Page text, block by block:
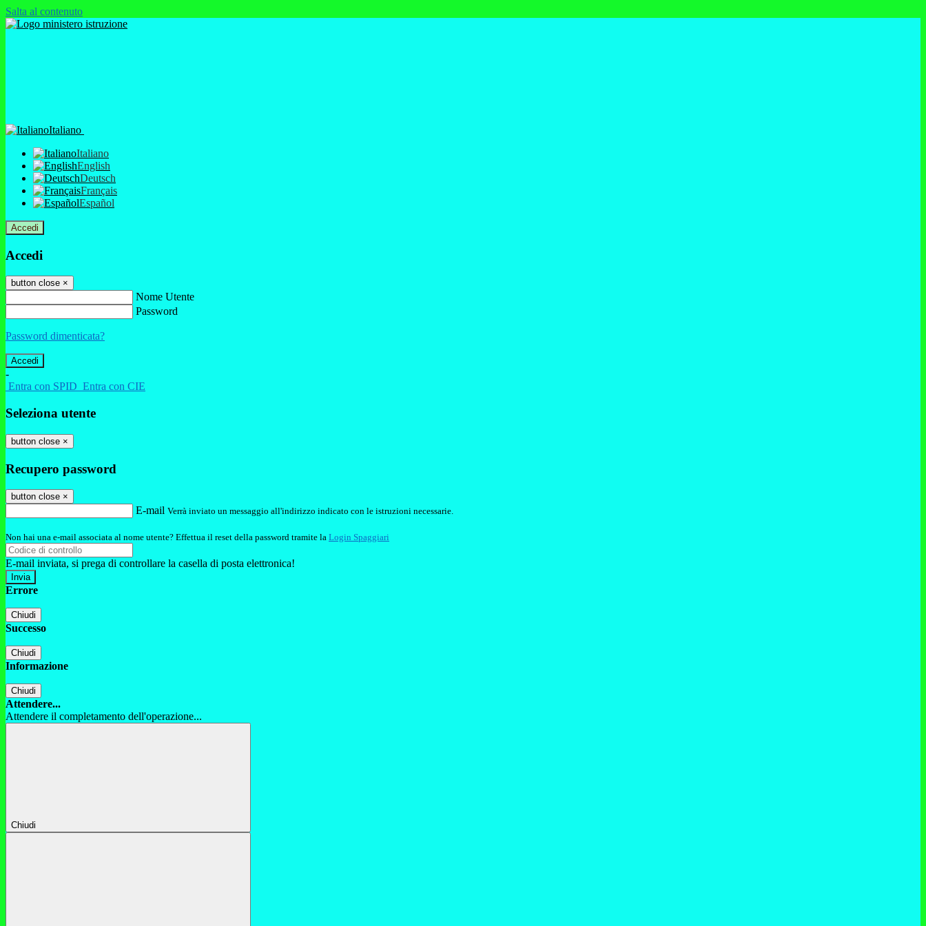
Salta al contenuto
Italiano
Italiano
English
Deutsch
Français
Español
Accedi
Accedi
button close ×
Nome Utente
Password
Password dimenticata?
-
Entra con SPID Entra con CIE
Seleziona utente
button close ×
Recupero password
button close ×
E-mail Verrà inviato un messaggio all'indirizzo indicato con le istruzioni necessarie.
Non hai una e-mail associata al nome utente? Effettua il reset della password tramite la Login Spaggiari
E-mail inviata, si prega di controllare la casella di posta elettronica!
Errore
Chiudi
Successo
Chiudi
Informazione
Chiudi
Attendere...
Attendere il completamento dell'operazione...
Chiudi